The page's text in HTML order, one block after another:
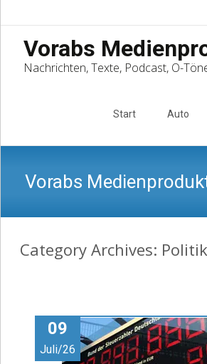
Vorabs
Nachrichten, Texte, Podcast, O-
Start Auto
Vorabs
Category Archives: Politik
09
Juli/26